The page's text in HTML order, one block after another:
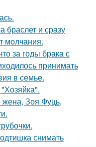
браслет и сразу
молчания.
за годы брака с
принимать
в семье.
жена, Зоя Фуць,
снимать